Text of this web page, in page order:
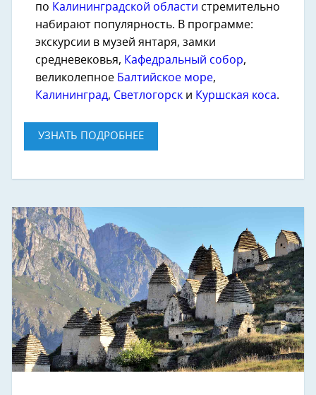
по Калининградской области стремительно
набирают популярность. В программе:
экскурсии в музей янтаря, замки
средневековья, Кафедральный собор,
великолепное Балтийское море,
Калининград, Светлогорск и Куршская коса.
УЗНАТЬ ПОДРОБНЕЕ